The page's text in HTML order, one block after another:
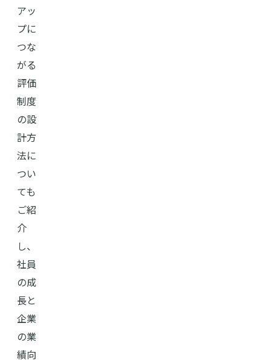
アッ
プに
つな
がる
評価
制度
の設
計方
法に
つい
ても
ご紹
介
し、
社員
の成
長と
企業
の業
績向